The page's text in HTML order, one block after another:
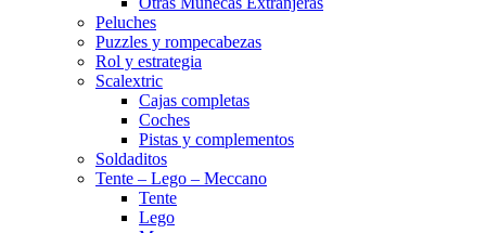
Peluches
Puzzles y rompecabezas
Rol y estrategia
Scalextric
Cajas completas
Coches
Pistas y complementos
Soldaditos
Tente – Lego – Meccano
Tente
Lego